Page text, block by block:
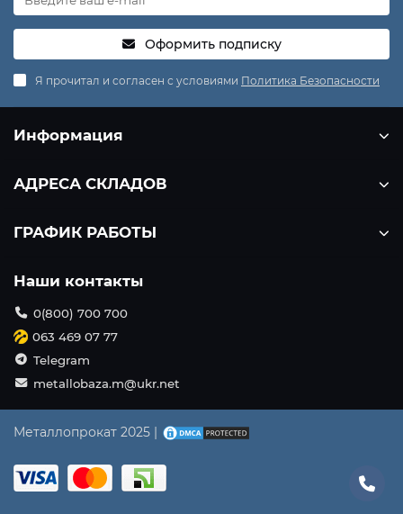
Оформить подписку
Я прочитал и согласен с условиями Политика Безопасности
Информация
АДРЕСА СКЛАДОВ
ГРАФИК РАБОТЫ
Наши контакты
0(800) 700 700
063 469 07 77
Telegram
metallobaza.m@ukr.net
Металлопрокат 2025 |